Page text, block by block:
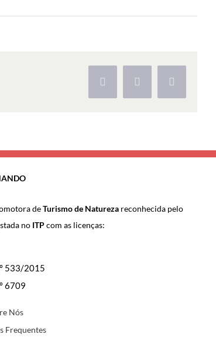
Facebook
X Pinterest
deTurismo de Natureza reconhecida pelo
no ITPcom as licenças:
533/2015
6709
Nós
Frequentes